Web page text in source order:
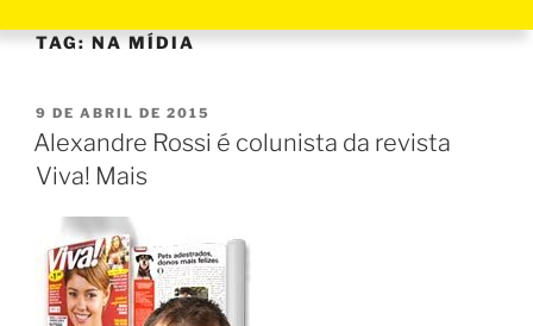
TAG:NA MÍDIA
9 DE ABRIL DE 2015
Alexandre Rossi é colunista da revista
Viva! Mais